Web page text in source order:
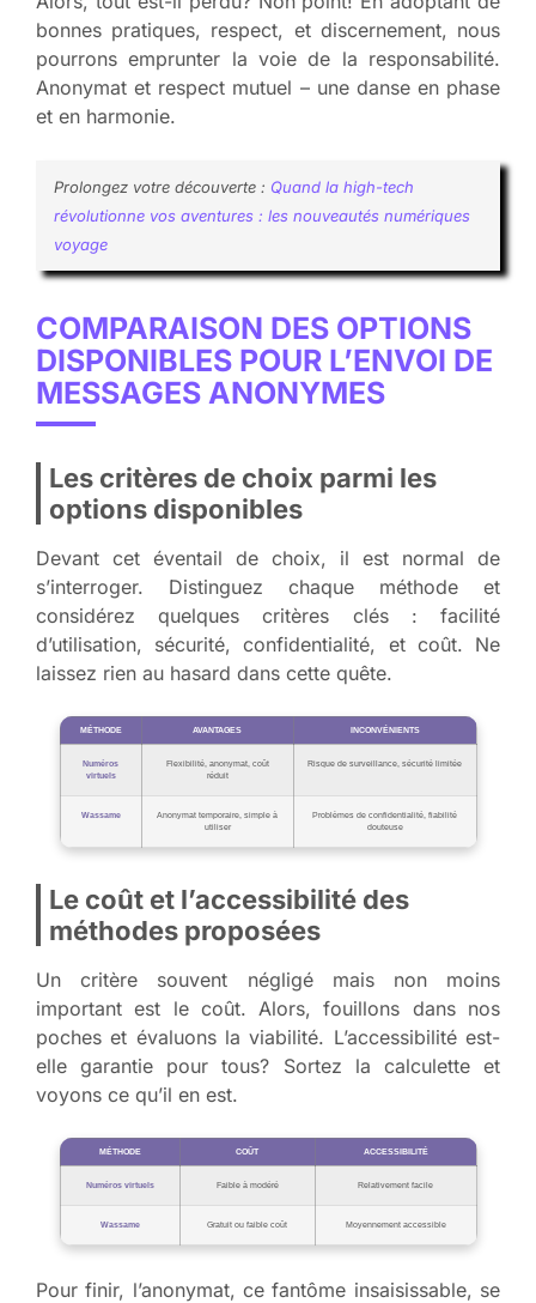
bonnes pratiques, respect, et discernement, nous
pourrons emprunter la voie de la responsabilité.
Anonymat et respect mutuel – une danse en phase
et en harmonie.
Prolongez votre découverte : Quand la high-tech
révolutionne vos aventures : les nouveautés numériques
voyage
COMPARAISON DES OPTIONS
DISPONIBLES POUR L’ENVOI DE
MESSAGES ANONYMES
Les critères de choix parmi les
options disponibles
Devant cet éventail de choix, il est normal de
s’interroger. Distinguez chaque méthode et
considérez quelques critères clés : facilité
d’utilisation, sécurité, confidentialité, et coût. Ne
laissez rien au hasard dans cette quête.
MÉTHODE AVANTAGES INCONVÉNIENTS
Numéros
virtuels
Flexibilité, anonymat, coût
réduit
Risque de surveillance, sécurité limitée
Wassame
Anonymat temporaire, simple à
utiliser
Problèmes de confidentialité, fiabilité
douteuse
Le coût et l’accessibilité des
méthodes proposées
Un critère souvent négligé mais non moins
important est le coût. Alors, fouillons dans nos
poches et évaluons la viabilité. L’accessibilité est-
elle garantie pour tous? Sortez la calculette et
voyons ce qu’il en est.
MÉTHODE COÛT ACCESSIBILITÉ
Numéros virtuels Faible à modéré Relativement facile
Wassame Gratuit ou faible coût Moyennement accessible
Pour finir, l’anonymat, ce fantôme insaisissable, se